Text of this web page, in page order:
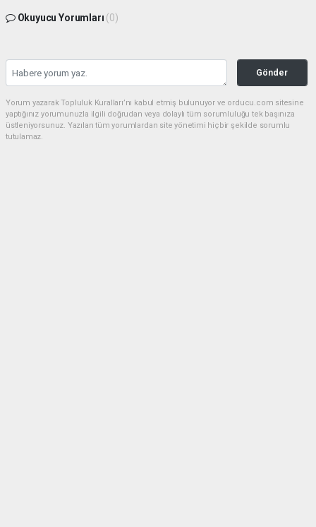
Okuyucu Yorumları (0)
Gönder
Yorum yazarak Topluluk Kuralları’nı kabul etmiş bulunuyor ve orducu.com sitesine
yaptığınız yorumunuzla ilgili doğrudan veya dolaylı tüm sorumluluğu tek başınıza
üstleniyorsunuz. Yazılan tüm yorumlardan site yönetimi hiçbir şekilde sorumlu
tutulamaz.